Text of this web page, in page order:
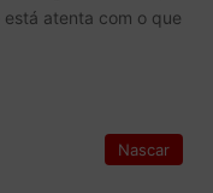
atenta com o que
Nascar